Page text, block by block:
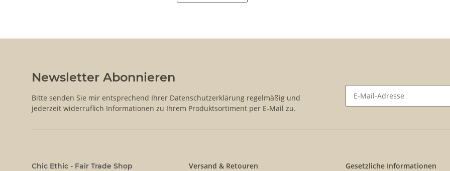
Newsletter Abonnieren
Bitte senden Sie mir entsprechend Ihrer Datenschutzerklärung regelmäßig und
jederzeit widerruflich Informationen zu Ihrem Produktsortiment per E-Mail zu.
Chic Ethic - Fair Trade Shop Versand & Retouren Gesetzliche Informationen